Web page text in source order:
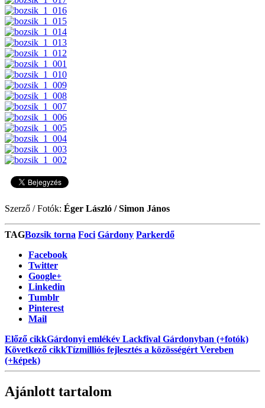
Szerző / Fotók: Éger László / Simon János
TAGBozsik torna Foci Gárdony Parkerdő
Facebook
Twitter
Google+
Linkedin
Tumblr
Pinterest
Mail
Előző cikkGárdonyi emlékév Lackfival Gárdonyban (+fotók)
Következő cikkTízmilliós fejlesztés a közösségért Vereben
(+képek)
Ajánlott tartalom